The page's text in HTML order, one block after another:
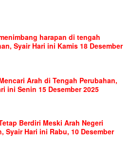
harapan di tengah
Syair Hari ini Kamis 18 Desember
Arah di Tengah Perubahan,
ini Senin 15 Desember 2025
Berdiri Meski Arah Negeri
Syair Hari ini Rabu, 10 Desember